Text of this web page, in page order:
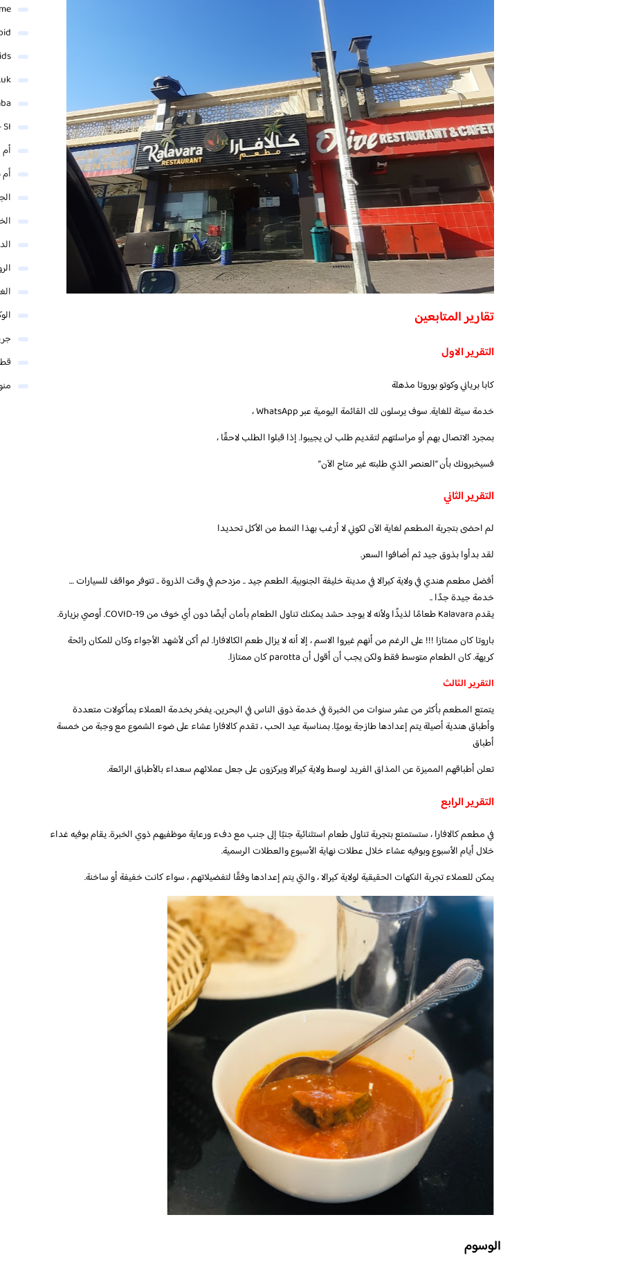
تقارير المتابعين
التقرير الاول
كابا برياني وكوتو بوروتا مذهلة
خدمة سيئة للغاية. سوف يرسلون لك القائمة اليومية عبر WhatsApp ،
بمجرد الاتصال بهم أو مراسلتهم لتقديم طلب لن يجيبوا. إذا قبلوا الطلب لاحقًا ،
فسيخبرونك بأن “العنصر الذي طلبته غير متاح الآن”
التقرير الثاني
لم احضى بتجربة المطعم لغاية الآن لكوني لا أرغب بهذا النمط من الأكل تحديدا
لقد بدأوا بذوق جيد ثم أضافوا السعر.
أفضل مطعم هندي في ولاية كيرالا في مدينة خليفة الجنوبية. الطعم جيد .. مزدحم في وقت الذروة .. تتوفر مواقف للسيارات …
خدمة جيدة جدًا ..
يقدم Kalavara طعامًا لذيذًا ولأنه لا يوجد حشد يمكنك تناول الطعام بأمان أيضًا دون أي خوف من COVID-19. أوصي بزيارة.
باروتا كان ممتازا !!! على الرغم من أنهم غيروا الاسم ، إلا أنه لا يزال طعم الكالافارا. لم أكن لأشهد الأجواء وكان للمكان رائحة
كريهة. كان الطعام متوسط ​​فقط ولكن يجب أن أقول أن parotta كان ممتازا.
التقرير الثالث
يتمتع المطعم بأكثر من عشر سنوات من الخبرة في خدمة ذوق الناس في البحرين. يفخر بخدمة العملاء بمأكولات متعددة
وأطباق هندية أصيلة يتم إعدادها طازجة يوميًا. بمناسبة عيد الحب ، تقدم كالافارا عشاء على ضوء الشموع مع وجبة من خمسة
أطباق
تعلن أطباقهم المميزة عن المذاق الفريد لوسط ولاية كيرالا ويركزون على جعل عملائهم سعداء بالأطباق الرائعة.
التقرير الرابع
في مطعم كالافارا ، ستستمتع بتجربة تناول طعام استثنائية جنبًا إلى جنب مع دفء ورعاية موظفيهم ذوي الخبرة. يقام بوفيه غداء
خلال أيام الأسبوع وبوفيه عشاء خلال عطلات نهاية الأسبوع والعطلات الرسمية.
يمكن للعملاء تجربة النكهات الحقيقية لولاية كيرالا ، والتي يتم إعدادها وفقًا لتفضيلاتهم ، سواء كانت خفيفة أو ساخنة.
الوسوم